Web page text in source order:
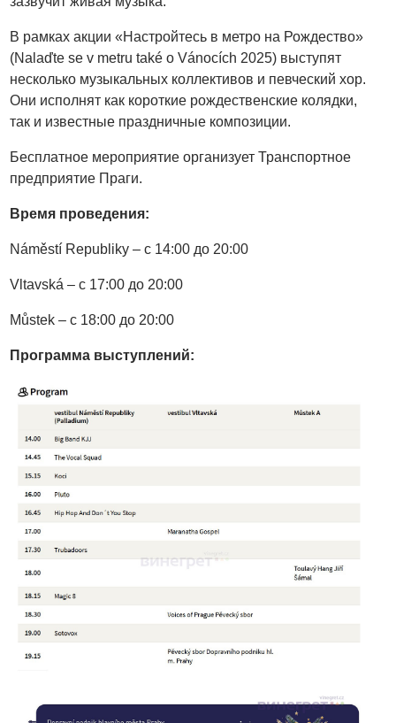
В рамках акции «Настройтесь в метро на Рождество»
(Nalaďte se v metru také o Vánocích 2025) выступят
несколько музыкальных коллективов и певческий хор.
Они исполнят как короткие рождественские колядки,
так и известные праздничные композиции.
Бесплатное мероприятие организует Транспортное
предприятие Праги.
Время проведения:
Náměstí Republiky – c 14:00 до 20:00
Vltavská – c 17:00 до 20:00
Můstek – c 18:00 до 20:00
Программа выступлений: